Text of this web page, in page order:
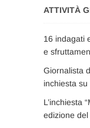
ATTIVITÀ
16 indagati
e
Giornalista
inchiesta
L’inchiesta
edizione